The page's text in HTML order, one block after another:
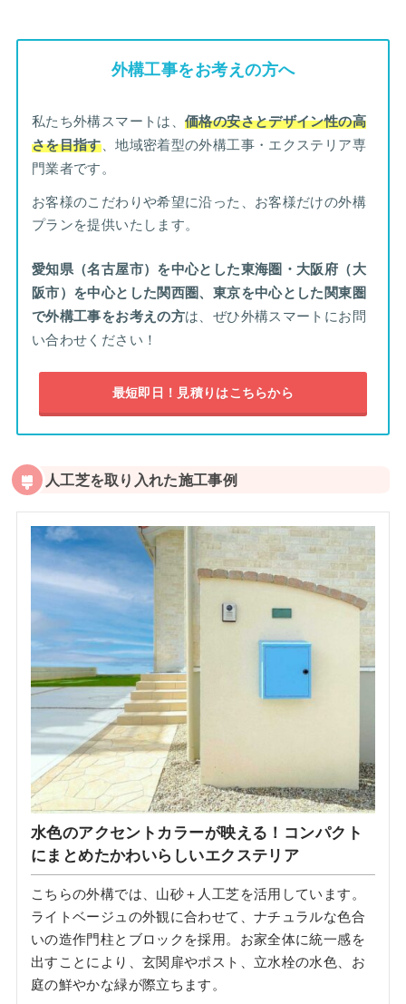
外構工事をお考えの方へ
私たち外構スマートは、価格の安さとデザイン性の高
さを目指す、地域密着型の外構工事・エクステリア専
門業者です。
お客様のこだわりや希望に沿った、お客様だけの外構
プランを提供いたします。
愛知県（名古屋市）を中心とした東海圏・大阪府（大
阪市）を中心とした関西圏、東京を中心とした関東圏
で外構工事をお考えの方は、ぜひ外構スマートにお問
い合わせください！
最短即日！見積りはこちらから
人工芝を取り入れた施工事例
水色のアクセントカラーが映える！コンパクト
にまとめたかわいらしいエクステリア
こちらの外構では、山砂＋人工芝を活用しています。
ライトベージュの外観に合わせて、ナチュラルな色合
いの造作門柱とブロックを採用。お家全体に統一感を
出すことにより、玄関扉やポスト、立水栓の水色、お
庭の鮮やかな緑が際立ちます。